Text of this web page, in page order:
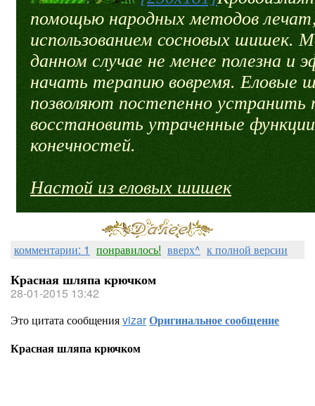
помощью народных методов лечат,
использованием сосновых шишек.
данном случае не менее полезна и
начать терапию вовремя. Еловые
позволяют постепенно устранить
восстановить утраченные
конечностей.
Настой из еловых шишек
комментарии: 1 понравилось! вверх^ к полной версии
Красная шляпа крючком
28-01-2015 13:42
Это цитата сообщенияvizarОригинальное сообщение
Красная шляпа крючком